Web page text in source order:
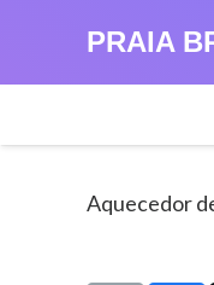
PRAIA
Aquecedor